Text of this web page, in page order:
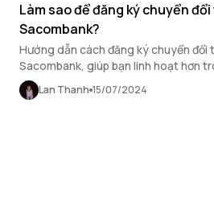
Làm sao để đăng ký chuyển
Sacombank?
Hướng dẫn cách đăng ký chuyển
Sacombank, giúp bạn linh hoạt hơn
giao dịch mua sắm trả góp thành
Lan Thanh 15/07/2024